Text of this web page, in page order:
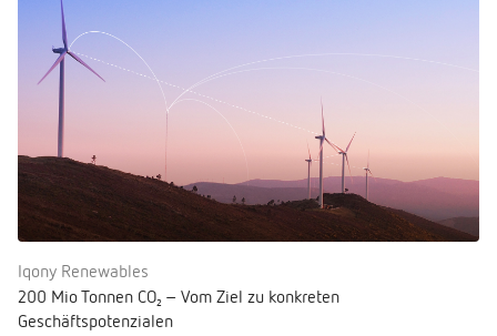
Iqony Renewables
200 Mio Tonnen CO₂ – Vom Ziel zu konkreten
Geschäftspotenzialen